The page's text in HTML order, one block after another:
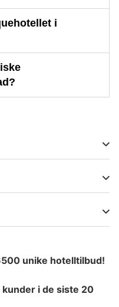
i
unike hotelltilbud!
i de siste 20